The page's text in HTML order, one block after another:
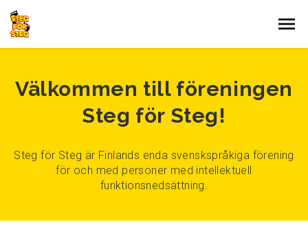
Gå till innehållet
Välkommen till föreningen
Steg för Steg!
Steg för Steg är Finlands enda svenskspråkiga förening
för och med personer med intellektuell
funktionsnedsättning.